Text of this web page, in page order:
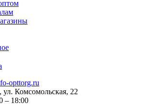
opttorg.ru
ул. Комсомольская, 22
– 18:00